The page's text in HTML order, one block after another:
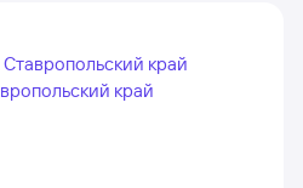
край
край